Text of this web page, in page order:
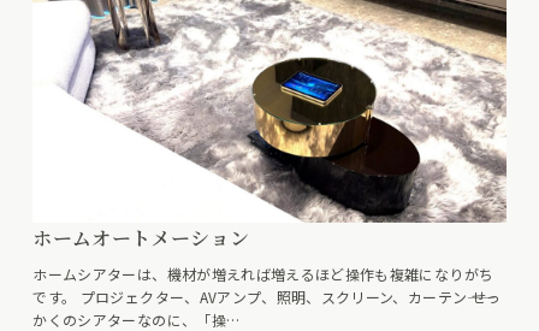
ホームオートメーション
ホームシアターは、機材が増えれば増えるほど操作も複雑になりがち
です。 プロジェクター、AVアンプ、照明、スクリーン、カーテン―― せっ
かくのシアターなのに、「操…